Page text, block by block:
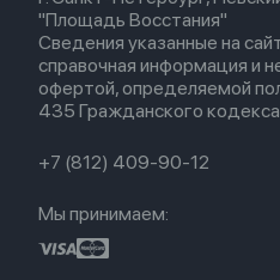
EarPods
Оплата и доставка
Партнерская программа
Гарантия
Обмен и возврат
Бонусы
Популярное
Акции
"Площадь Восстания"
Сведения указанные на
справочная информация и
офертой, определяемой
435 Гражданского
+7 (812) 409-90-12
Мы принимаем: